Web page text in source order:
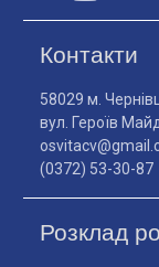
Контакти
58029 м.
вул. Героїв
(0372) 53-30-87
Розклад